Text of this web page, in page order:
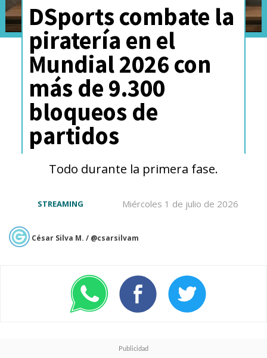
DSports combate la
piratería en el
Mundial 2026 con
más de 9.300
bloqueos de
partidos
Todo durante la primera fase.
Miércoles 1 de julio de 2026
STREAMING
César Silva M. / @csarsilvam